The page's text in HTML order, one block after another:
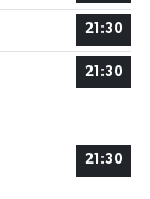
21:30
21:30
21:30